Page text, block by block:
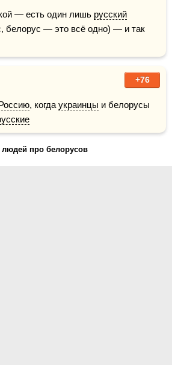
— есть один лишь русский
белорус — это всё одно) — и так
+76
, когда украинцы и белорусы
про белорусов